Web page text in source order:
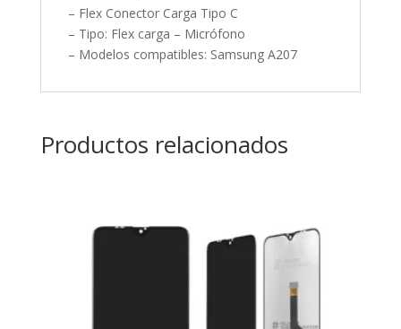
– Flex Conector Carga Tipo C
– Tipo: Flex carga – Micrófono
– Modelos compatibles: Samsung A207
Productos relacionados